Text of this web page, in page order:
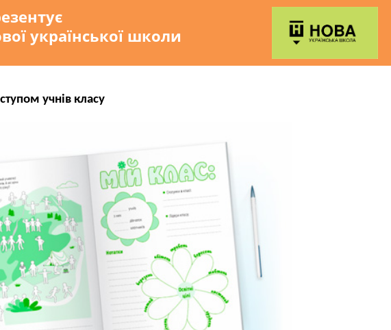
української школи
учнів класу